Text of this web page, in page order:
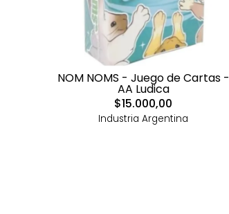
NOM NOMS - Juego de Cartas -
AA Ludica
$15.000,00
Industria Argentina